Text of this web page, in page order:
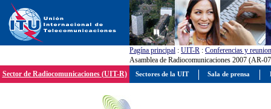
Pagína principal : UIT-R : Conferencias y
Asamblea de Radiocomunicaciones 2007 (AR-
Sector de Radiocomunicaciones (UIT-R)
Sectores de la UIT Sala de prensa